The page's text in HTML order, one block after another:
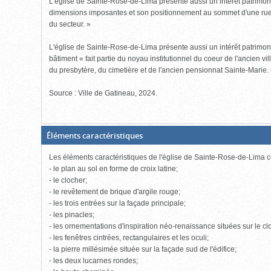
dimensions imposantes et son positionnement au sommet d'une
du secteur. »
L'église de Sainte-Rose-de-Lima présente aussi un intérêt
bâtiment « fait partie du noyau institutionnel du coeur de l'ancien
du presbytère, du cimetière et de l'ancien pensionnat Sainte-Marie.
Source : Ville de Gatineau, 2024.
Éléments caractéristiques(Boite
fermée,
cliquer
pour
ouvrir)
Les éléments caractéristiques de l'église de Sainte-Rose-de-Lima
- le plan au sol en forme de croix latine;
- le clocher;
- le revêtement de brique d'argile rouge;
- les trois entrées sur la façade principale;
- les pinacles;
- les ornementations d'inspiration néo-renaissance situées sur le
- les fenêtres cintrées, rectangulaires et les oculi;
- la pierre millésimée située sur la façade sud de l'édifice;
- les deux lucarnes rondes;